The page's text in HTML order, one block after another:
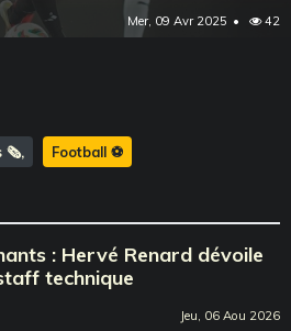
Mer, 09 Avr 2025 42
🗞️ Football ⚽️
: Hervé Renard dévoile
technique
Jeu, 06 Aou 2026